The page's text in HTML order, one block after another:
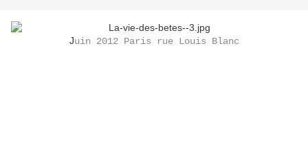
Juin 2012 Paris rue Louis Blanc